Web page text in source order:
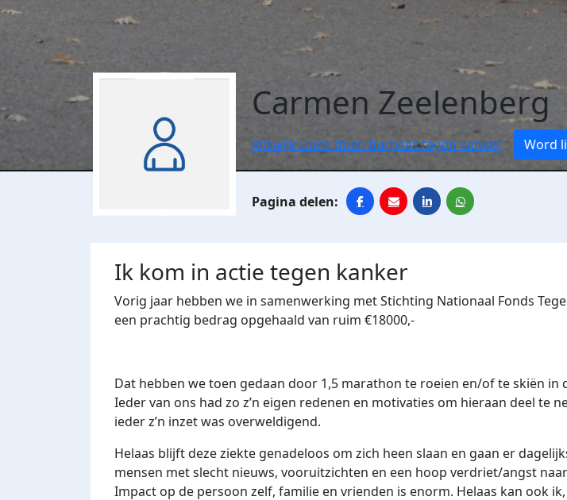
Carmen Zeelenberg
Rijswijk Lions doen burpees tegen kanker Word
Ik kom in actie tegen kanker
Vorig jaar hebben we in samenwerking met Stichting Nationaal Fonds
een prachtig bedrag opgehaald van ruim €18000,-
Dat hebben we toen gedaan door 1,5 marathon te roeien en/of te skiën in
Ieder van ons had zo z’n eigen redenen en motivaties om hieraan deel te
ieder z’n inzet was overweldigend.
Helaas blijft deze ziekte genadeloos om zich heen slaan en gaan er
mensen met slecht nieuws, vooruitzichten en een hoop verdriet/angst
Impact op de persoon zelf, familie en vrienden is enorm. Helaas kan ook